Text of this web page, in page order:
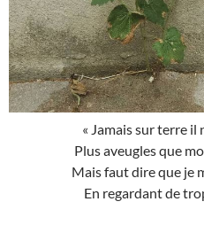
« Jamais sur terre il
Plus aveugles que
Mais faut dire que je
En regardant de